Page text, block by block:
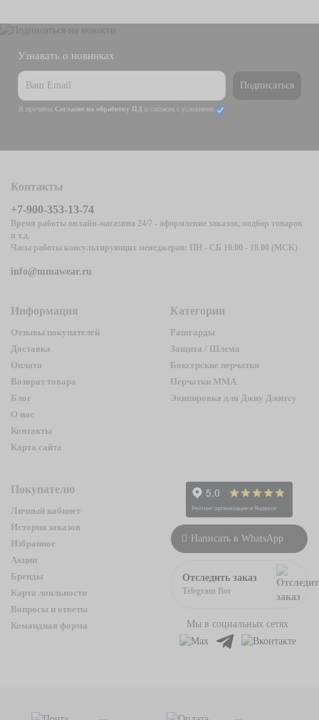
Узнавать о новинках
Подписаться
Я прочитал Согласие на обработку ПД и согласен с условиями
Контакты
+7-900-353-13-74
Время работы онлайн-магазина 24/7 - оформление заказов, подбор товаров
и т.д.
Часы работы консультирующих менеджеров: ПН - СБ 10.00 - 18.00 (МСК)
info@mmawear.ru
Информация
Отзывы покупателей
Доставка
Оплата
Возврат товара
Блог
О нас
Контакты
Карта сайта
Категории
Рашгарды
Защита / Шлема
Боксерские перчатки
Перчатки ММА
Экипировка для Джиу Джитсу
Покупателю
Личный кабинет
История заказов
Избранное
Акции
Бренды
Карта лояльности
Вопросы и ответы
Командная форма
Написать в WhatsApp
Отследить заказ
Telegram Bot
Мы в социальных сетях